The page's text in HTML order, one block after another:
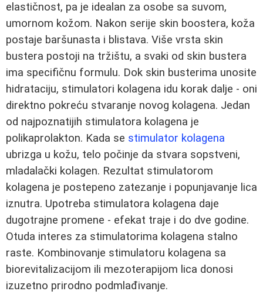
elastičnost, pa je idealan za osobe sa suvom,
umornom kožom. Nakon serije skin boostera, koža
postaje baršunasta i blistava. Više vrsta skin
bustera postoji na tržištu, a svaki od skin bustera
ima specifičnu formulu. Dok skin busterima unosite
hidrataciju, stimulatori kolagena idu korak dalje - oni
direktno pokreću stvaranje novog kolagena. Jedan
od najpoznatijih stimulatora kolagena je
polikaprolakton. Kada se stimulator kolagena
ubrizga u kožu, telo počinje da stvara sopstveni,
mladalački kolagen. Rezultat stimulatorom
kolagena je postepeno zatezanje i popunjavanje lica
iznutra. Upotreba stimulatora kolagena daje
dugotrajne promene - efekat traje i do dve godine.
Otuda interes za stimulatorima kolagena stalno
raste. Kombinovanje stimulatoru kolagena sa
biorevitalizacijom ili mezoterapijom lica donosi
izuzetno prirodno podmlađivanje.